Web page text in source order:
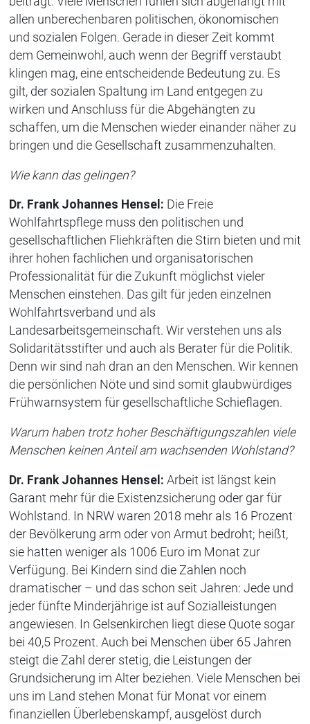
allen unberechenbaren politischen, ökonomischen
und sozialen Folgen. Gerade in dieser Zeit kommt
dem Gemeinwohl, auch wenn der Begriff verstaubt
klingen mag, eine entscheidende Bedeutung zu. Es
gilt, der sozialen Spaltung im Land entgegen zu
wirken und Anschluss für die Abgehängten zu
schaffen, um die Menschen wieder einander näher zu
bringen und die Gesellschaft zusammenzuhalten.
Wie kann das gelingen?
Dr. Frank Johannes Hensel: Die Freie
Wohlfahrtspflege muss den politischen und
gesellschaftlichen Fliehkräften die Stirn bieten und mit
ihrer hohen fachlichen und organisatorischen
Professionalität für die Zukunft möglichst vieler
Menschen einstehen. Das gilt für jeden einzelnen
Wohlfahrtsverband und als
Landesarbeitsgemeinschaft. Wir verstehen uns als
Solidaritätsstifter und auch als Berater für die Politik.
Denn wir sind nah dran an den Menschen. Wir kennen
die persönlichen Nöte und sind somit glaubwürdiges
Frühwarnsystem für gesellschaftliche Schieflagen.
Warum haben trotz hoher Beschäftigungszahlen viele
Menschen keinen Anteil am wachsenden Wohlstand?
Dr. Frank Johannes Hensel: Arbeit ist längst kein
Garant mehr für die Existenzsicherung oder gar für
Wohlstand. In NRW waren 2018 mehr als 16 Prozent
der Bevölkerung arm oder von Armut bedroht; heißt,
sie hatten weniger als 1006 Euro im Monat zur
Verfügung. Bei Kindern sind die Zahlen noch
dramatischer – und das schon seit Jahren: Jede und
jeder fünfte Minderjährige ist auf Sozialleistungen
angewiesen. In Gelsenkirchen liegt diese Quote sogar
bei 40,5 Prozent. Auch bei Menschen über 65 Jahren
steigt die Zahl derer stetig, die Leistungen der
Grundsicherung im Alter beziehen. Viele Menschen bei
uns im Land stehen Monat für Monat vor einem
finanziellen Überlebenskampf, ausgelöst durch